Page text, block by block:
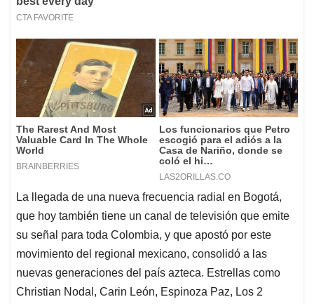
La llegada de una nueva frecuencia radial en Bogotá,
que hoy también tiene un canal de televisión que emite
su señal para toda Colombia, y que apostó por este
movimiento del regional mexicano, consolidó a las
nuevas generaciones del país azteca. Estrellas como
Christian Nodal, Carin León, Espinoza Paz, Los 2